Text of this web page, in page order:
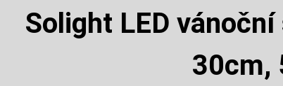
Solight LED
30cm,